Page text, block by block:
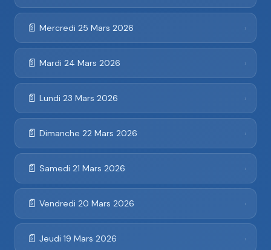
📄 Mercredi 25 Mars 2026 ›
📄 Mardi 24 Mars 2026 ›
📄 Lundi 23 Mars 2026 ›
📄 Dimanche 22 Mars 2026 ›
📄 Samedi 21 Mars 2026 ›
📄 Vendredi 20 Mars 2026 ›
📄 Jeudi 19 Mars 2026 ›